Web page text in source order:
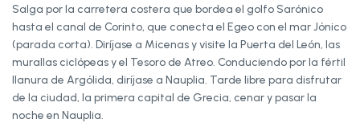
Salga por la carretera costera que bordea el golfo Sarónico
hasta el canal de Corinto, que conecta el Egeo con el mar Jónico
(parada corta). Diríjase a Micenas y visite la Puerta del León, las
murallas ciclópeas y el Tesoro de Atreo. Conduciendo por la fértil
llanura de Argólida, diríjase a Nauplia. Tarde libre para disfrutar
de la ciudad, la primera capital de Grecia, cenar y pasar la
noche en Nauplia.